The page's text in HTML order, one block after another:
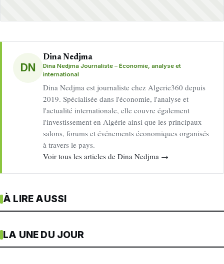
DN
Dina Nedjma
Dina Nedjma Journaliste – Économie, analyse et
international
Dina Nedjma est journaliste chez Algerie360 depuis
2019. Spécialisée dans l'économie, l'analyse et
l'actualité internationale, elle couvre également
l'investissement en Algérie ainsi que les principaux
salons, forums et événements économiques organisés
à travers le pays.
Voir tous les articles de Dina Nedjma →
À LIRE AUSSI
LA UNE DU JOUR